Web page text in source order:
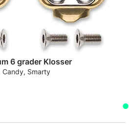
6 grader Klosser
Candy, Smarty